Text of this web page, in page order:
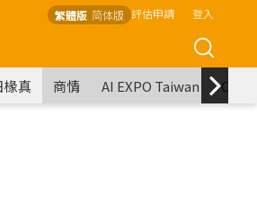
繁體版 简体版 評估申請 登入
椽真 商情 AI EXPO Taiwan